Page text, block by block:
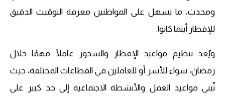
ومحدث، ما يسهل على المواطنين معرفة التوقيت الدقيق
للإفطار أينما كانوا.
ويُعد تنظيم مواعيد الإفطار والسحور عاملًا مهمًا خلال
رمضان، سواء للأسر أو للعاملين في القطاعات المختلفة، حيث
تُبنى مواعيد العمل والأنشطة الاجتماعية إلى حد كبير على